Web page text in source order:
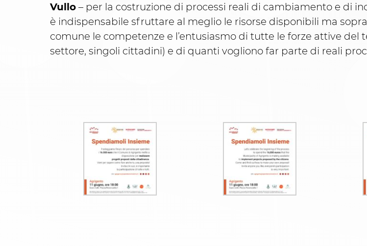
Vullo – per la costruzione di processi reali di cambiamento e di
è indispensabile sfruttare al meglio le risorse disponibili ma
comune le competenze e l’entusiasmo di tutte le forze attive del
settore, singoli cittadini) e di quanti vogliono far parte di reali